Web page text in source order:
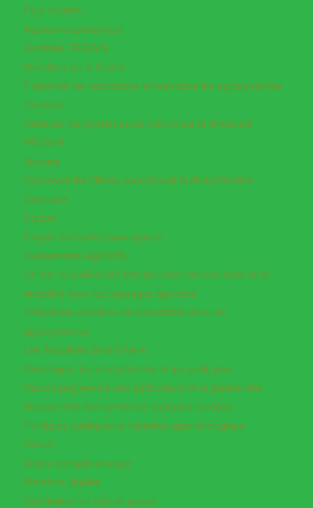
Plus anciens…
Approche systémique
Livrables REGAIN
Membres de la Chaire
Préserver les ressources en eau dans les agrosystèmes
Contacts
Refonder les systèmes de culture sur la diversisté
REGAIN
Travaux
Concevoir les filières pour réussir la diversification
Concours
Equipe
Projets étudiants (sauvegarde)
Evénements AgroSYS
Utiliser la biodiversité fonctionnelle comme levier de la
durabilité dans les paysages agricoles
Intégrer les solutions de biocontrôle dans les
agrosystèmes
Les Actualités de la Chaire
Développer les compétences et les outils pour
l’accompagnement des agriculteurs et la gestion des
risques vers des systèmes agricoles durables
Politiques publiques et transition agro-écologique
Forum
Offres d’emploi et stage
Mentions légales
Réinitialiser un mot de passe